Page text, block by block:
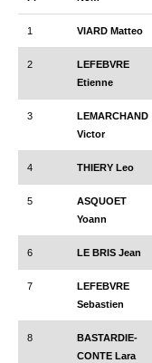
Le Challenge 2013-
Le Challenge 2012-2013
Les tournois internes
Bretagne Jeunes 2012
Les équipes Adultes
Les équipes Jeunes
Les championnats
Les tournois
Les scolaires
1 VIARD Matteo
2
LEFEBVRE
Etienne
3
LEMARCHAND
Victor
4 THIERY Leo
5
ASQUOET
Yoann
6 LE BRIS Jean
7
LEFEBVRE
Sebastien
8
BASTARDIE-
CONTE Lara